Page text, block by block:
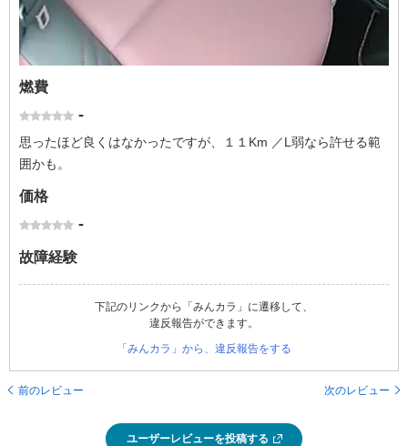
燃費
-
思ったほど良くはなかったですが、１１Km ／L弱なら許せる範
囲かも。
価格
-
故障経験
下記のリンクから「みんカラ」に遷移して、
違反報告ができます。
「みんカラ」から、違反報告をする
前のレビュー 次のレビュー
ユーザーレビューを投稿する